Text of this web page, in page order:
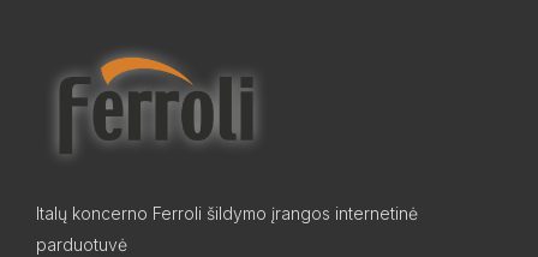
Italų koncerno Ferroli šildymo įrangos internetinė
parduotuvė